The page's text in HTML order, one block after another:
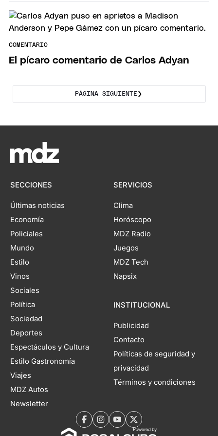
COMENTARIO
El pícaro comentario de Carlos Adyan
PÁGINA SIGUIENTE
SECCIONES
Últimas noticias
Economía
Policiales
Mundo
Estilo
Vinos
Sociales
Política
Sociedad
Deportes
Espectáculos y Cultura
Estilo Gastronomía
Viajes
MDZ Autos
Newsletter
SERVICIOS
Clima
Horóscopo
MDZ Radio
Juegos
MDZ Tech
Napsix
INSTITUCIONAL
Publicidad
Contacto
Políticas de seguridad y
privacidad
Términos y condiciones